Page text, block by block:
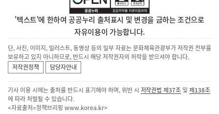
'텍스트'에 한하여 공공누리 출처표시 및 변경을 금하는 조건으로
자유이용이 가능합니다.
단, 사진, 이미지, 일러스트, 동영상 등의 일부 자료는 문화체육관광부가 저작권 전부를
보유하고 있지 아니하므로, 반드시 해당 저작권자의 허락을 받으셔야 합니다.
저작권정책
담당자안내
기사 이용 시에는 출처를 반드시 표기해야 하며, 위반 시 저작권법 제37조 및제138조
에 따라 처벌될 수 있습니다.
<자료출처=정책브리핑 www.korea.kr>